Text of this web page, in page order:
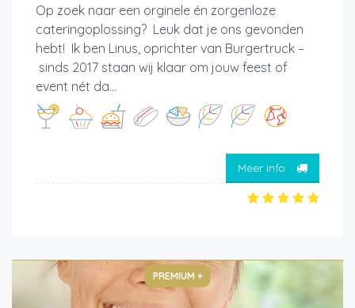
Op zoek naar een orginele én zorgenloze
cateringoplossing? Leuk dat je ons gevonden
hebt! Ik ben Linus, oprichter van Burgertruck –
sinds 2017 staan wij klaar om jouw feest of
event nét da...
Meer info
PREMIUM +